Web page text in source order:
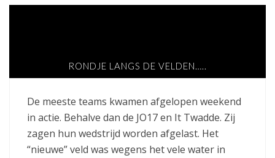
RONDJE LANGS DE VELDEN…..
De meeste teams kwamen afgelopen weekend
in actie. Behalve dan de JO17 en It Twadde. Zij
zagen hun wedstrijd worden afgelast. Het
“nieuwe” veld was wegens het vele water in